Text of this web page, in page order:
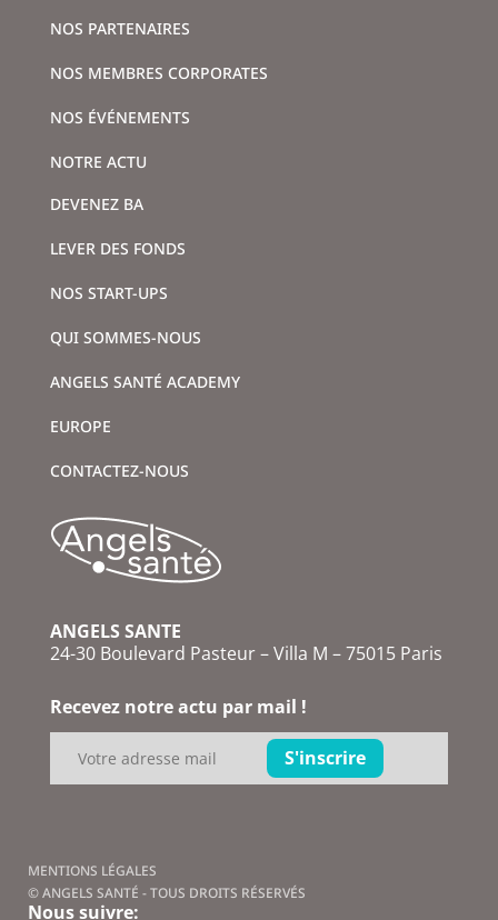
NOS PARTENAIRES
NOS MEMBRES CORPORATES
NOS ÉVÉNEMENTS
NOTRE ACTU
DEVENEZ BA
LEVER DES FONDS
NOS START-UPS
QUI SOMMES-NOUS
ANGELS SANTÉ ACADEMY
EUROPE
CONTACTEZ-NOUS
ANGELS SANTE
24-30 Boulevard Pasteur – Villa M – 75015 Paris
Recevez notre actu par mail !
MENTIONS LÉGALES
© ANGELS SANTÉ - TOUS DROITS RÉSERVÉS
Nous suivre: